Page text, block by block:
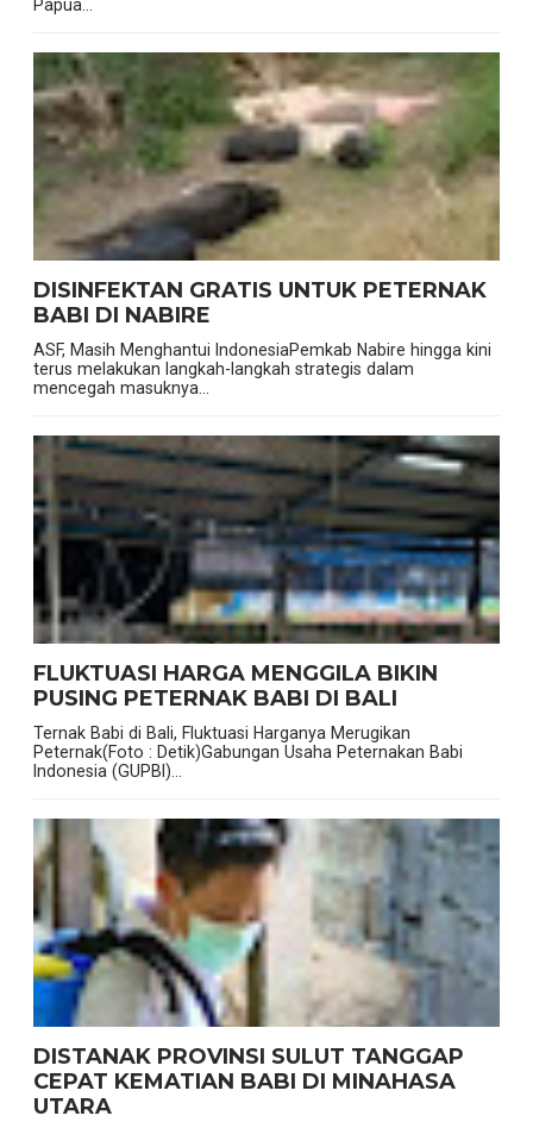
Papua...
DISINFEKTAN GRATIS UNTUK PETERNAK
BABI DI NABIRE
ASF, Masih Menghantui IndonesiaPemkab Nabire hingga kini
terus melakukan langkah-langkah strategis dalam
mencegah masuknya...
FLUKTUASI HARGA MENGGILA BIKIN
PUSING PETERNAK BABI DI BALI
Ternak Babi di Bali, Fluktuasi Harganya Merugikan
Peternak(Foto : Detik)Gabungan Usaha Peternakan Babi
Indonesia (GUPBI)...
DISTANAK PROVINSI SULUT TANGGAP
CEPAT KEMATIAN BABI DI MINAHASA
UTARA